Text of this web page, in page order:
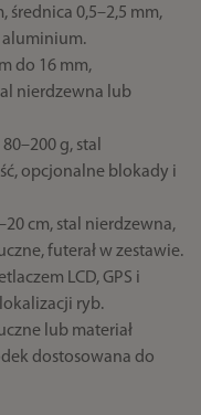
średnica 0,5–2,5 mm,
aluminium.
do 16 mm,
nierdzewna lub
g, stal
opcjonalne blokady i
cm, stal nierdzewna,
futerał w zestawie.
LCD, GPS i
ryb.
lub materiał
dostosowana do